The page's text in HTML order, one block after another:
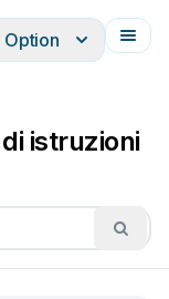
Option
istruzioni